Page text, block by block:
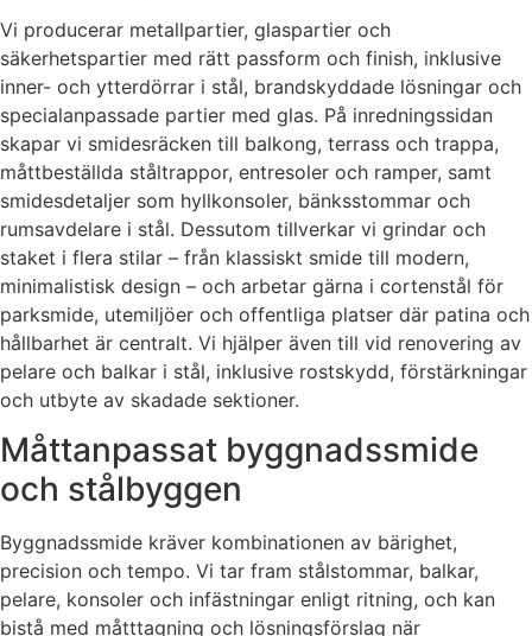
Vi producerar metallpartier, glaspartier och
säkerhetspartier med rätt passform och finish, inklusive
inner- och ytterdörrar i stål, brandskyddade lösningar och
specialanpassade partier med glas. På inredningssidan
skapar vi smidesräcken till balkong, terrass och trappa,
måttbeställda ståltrappor, entresoler och ramper, samt
smidesdetaljer som hyllkonsoler, bänksstommar och
rumsavdelare i stål. Dessutom tillverkar vi grindar och
staket i flera stilar – från klassiskt smide till modern,
minimalistisk design – och arbetar gärna i cortenstål för
parksmide, utemiljöer och offentliga platser där patina och
hållbarhet är centralt. Vi hjälper även till vid renovering av
pelare och balkar i stål, inklusive rostskydd, förstärkningar
och utbyte av skadade sektioner.
Måttanpassat byggnadssmide
och stålbyggen
Byggnadssmide kräver kombinationen av bärighet,
precision och tempo. Vi tar fram stålstommar, balkar,
pelare, konsoler och infästningar enligt ritning, och kan
bistå med måtttagning och lösningsförslag när